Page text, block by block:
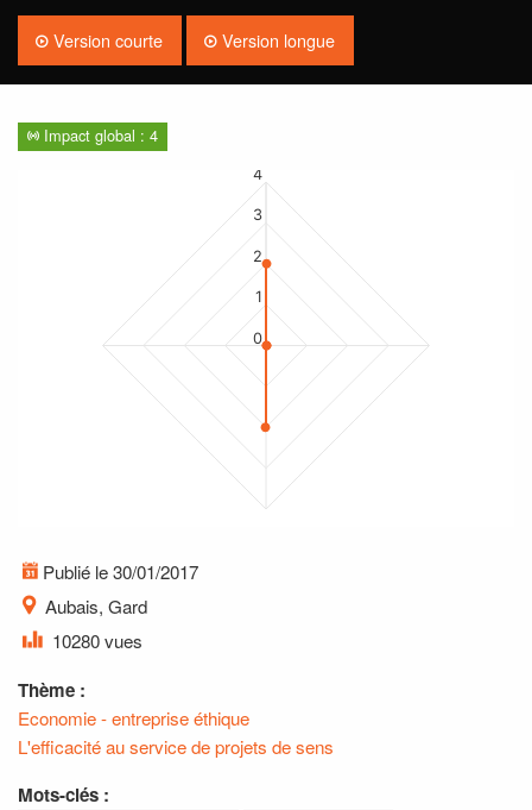
Version courte Version longue
Impact global : 4
0
1
2
3
4
Publié le 30/01/2017
Aubais, Gard
10280 vues
Thème :
Economie - entreprise éthique
L'efficacité au service de projets de sens
Mots-clés :